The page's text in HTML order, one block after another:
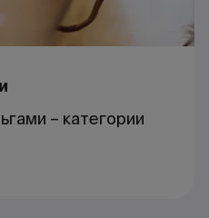
– категории